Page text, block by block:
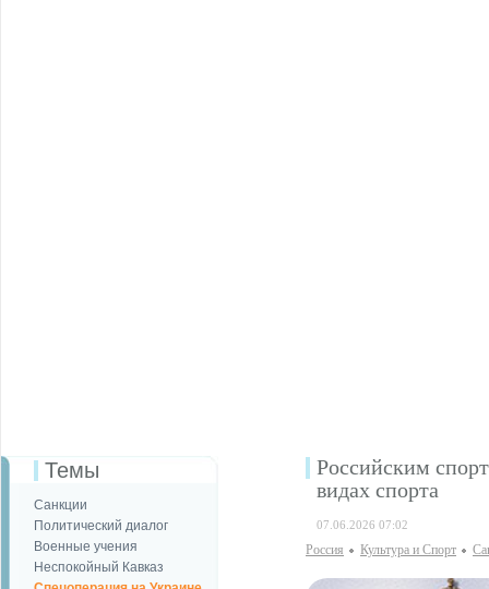
Темы
Санкции
Политический диалог
Военные учения
Неспокойный Кавказ
Российским
видах спорта
07.06.2026 07:02
Россия Культура и Спорт